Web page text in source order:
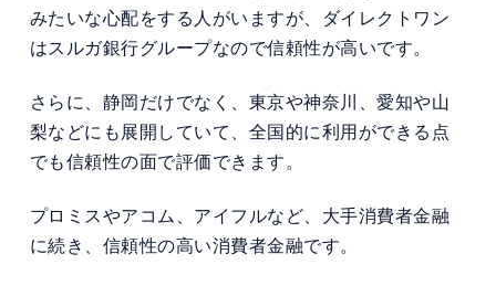
みたいな心配をする人がいますが、ダイレクトワン
はスルガ銀行グループなので信頼性が高いです。
さらに、静岡だけでなく、東京や神奈川、愛知や山
梨などにも展開していて、全国的に利用ができる点
でも信頼性の面で評価できます。
プロミスやアコム、アイフルなど、大手消費者金融
に続き、信頼性の高い消費者金融です。